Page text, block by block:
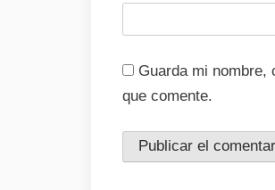
Guarda mi nombre,
que comente.